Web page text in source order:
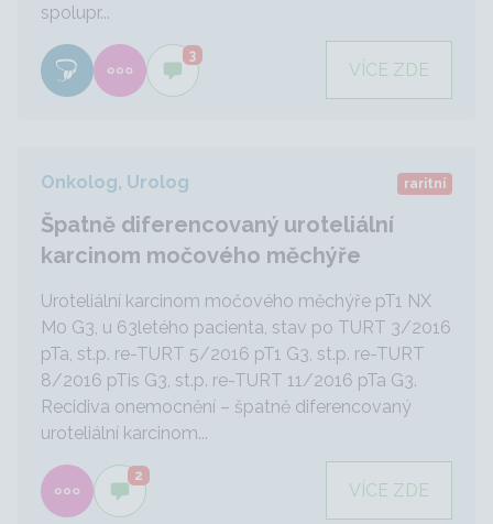
spolupr...
3
VÍCE ZDE
Onkolog, Urolog raritní
Špatně diferencovaný uroteliální
karcinom močového měchýře
Uroteliální karcinom močového měchýře pT1 NX
M0 G3, u 63letého pacienta, stav po TURT 3/2016
pTa, st.p. re-TURT 5/2016 pT1 G3, st.p. re-TURT
8/2016 pTis G3, st.p. re-TURT 11/2016 pTa G3.
Recidiva onemocnění – špatně diferencovaný
uroteliální karcinom...
2
VÍCE ZDE